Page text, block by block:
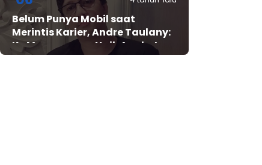
Belum Punya Mobil saat
Merintis Karier, Andre Taulany:
Ke Mana-mana Naik Angkot